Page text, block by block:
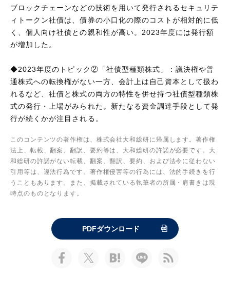
ブロックチェーンなどの技術を用いて発行されるセキュリテ
ィトークン社債は、債券の小口化の際のコストが相対的に低
く、個人向け社債との親和性が高い。2023年度には発行額
が増加した。
◆2023年度のトピック②「社債型種類株式」：議決権や普
通株式への転換権がない一方、会計上は自己資本として扱わ
れるなど、社債と株式の両方の特性を併せ持つ社債型種類株
式の発行・上場がみられた。新たなる資金調達手段として発
行が続くかが注目される。
このコンテンツの著作権は、株式会社大和総研に帰属します。著作権
法上、転載、翻案、翻訳、要約等は、大和総研の許諾が必要です。大
和総研の許諾がない転載、翻案、翻訳、要約、および法令に従わない
引用等は、違法行為です。著作権侵害等の行為には、法的手続きを行
うこともあります。また、掲載されている執筆者の所属・肩書きは現
時点のものとなります。
PDFダウンロード